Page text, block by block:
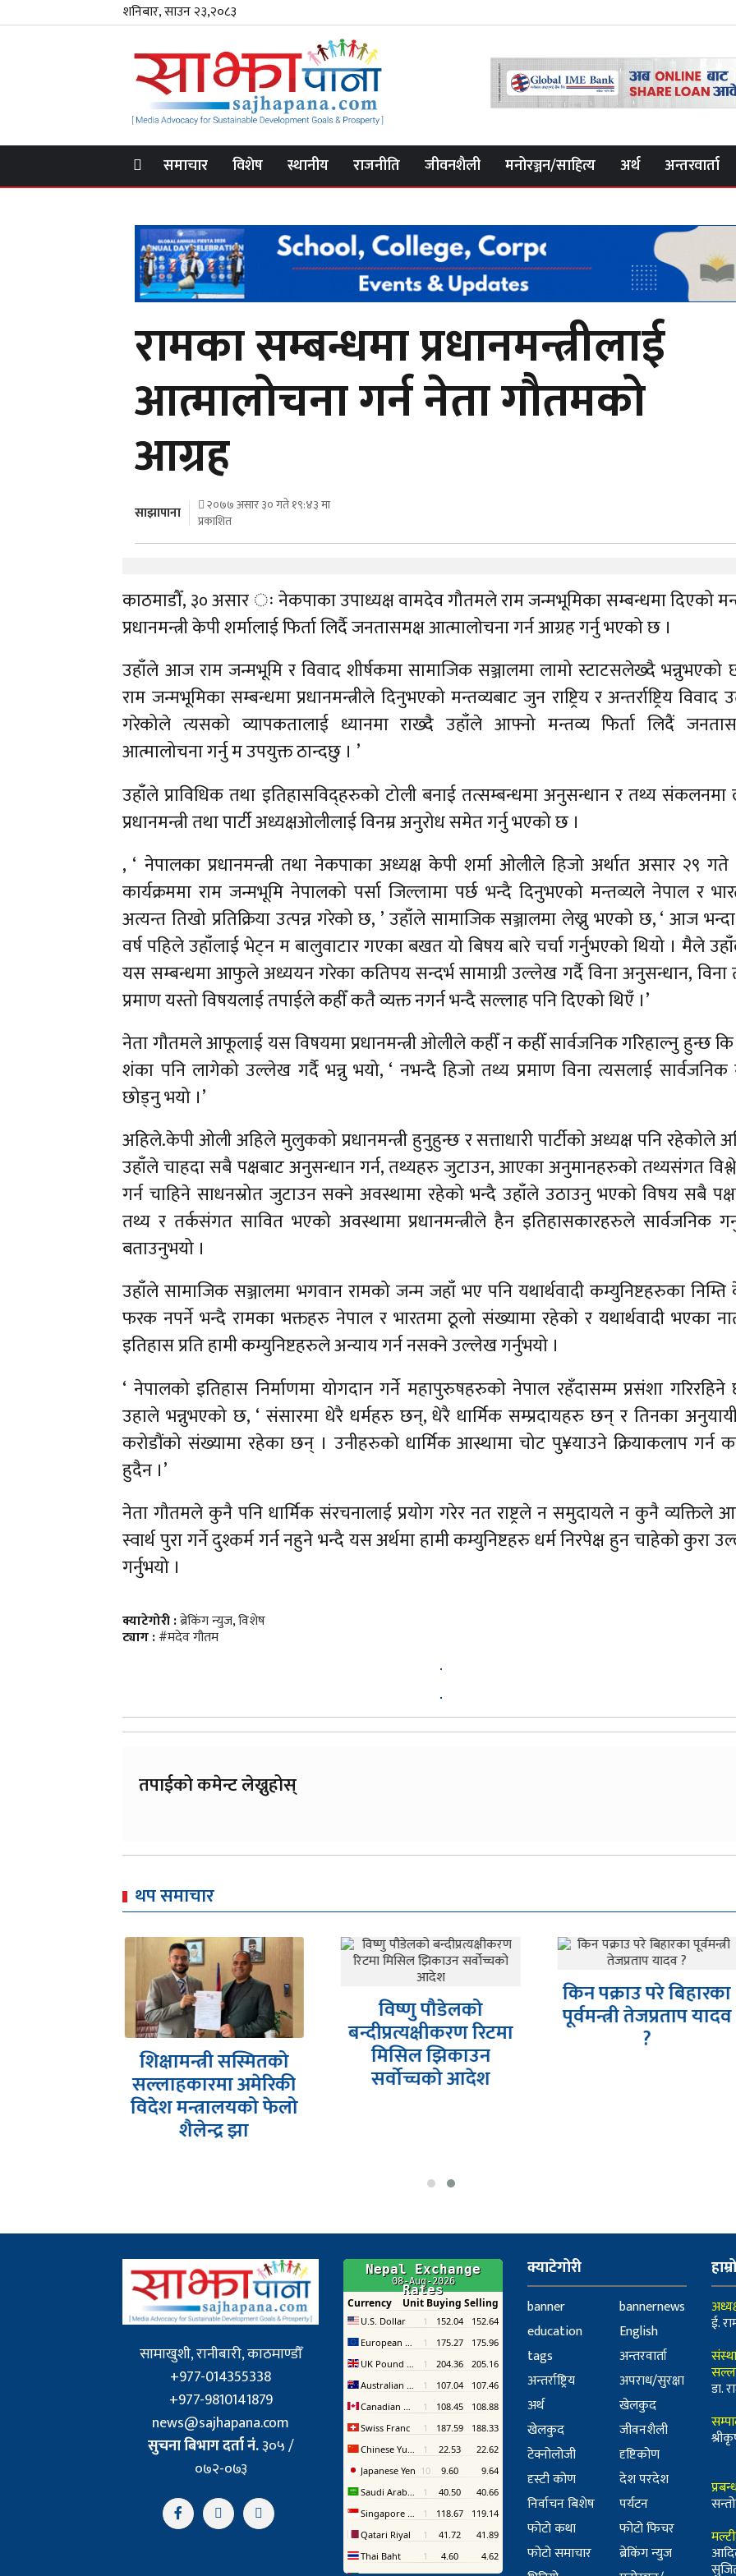
शनिबार, साउन २३,२०८३
समाचार विशेष स्थानीय राजनीति जीवनशैली मनोरञ्जन/साहित्य अर्थ अन्तरवार्ता
रामका सम्बन्धमा प्रधानमन्त्रीलाई
आत्मालोचना गर्न नेता गौतमको
आग्रह
साझापाना
२०७७ असार ३० गते १९:४३ मा
प्रकाशित
काठमाडौँ, ३० असार ः नेकपाका उपाध्यक्ष वामदेव गौतमले राम जन्मभूमिका सम्बन्धमा दिएको
प्रधानमन्त्री केपी शर्मालाई फिर्ता लिर्दै जनतासमक्ष आत्मालोचना गर्न आग्रह गर्नु भएको छ ।
उहाँले आज राम जन्मभूमि र विवाद शीर्षकमा सामाजिक सञ्जालमा लामो स्टाटसलेख्दै भन्नुभएको
राम जन्मभूमिका सम्बन्धमा प्रधानमन्त्रीले दिनुभएको मन्तव्यबाट जुन राष्ट्रिय र अन्तर्राष्ट्रिय विवाद
गरेकोले त्यसको व्यापकतालाई ध्यानमा राख्दै उहाँले आफ्नो मन्तव्य फिर्ता लिदैं
आत्मालोचना गर्नु म उपयुक्त ठान्दछु । ’
उहाँले प्राविधिक तथा इतिहासविद्हरुको टोली बनाई तत्सम्बन्धमा अनुसन्धान र तथ्य संकलनमा
प्रधानमन्त्री तथा पार्टी अध्यक्षओलीलाई विनम्र अनुरोध समेत गर्नु भएको छ ।
, ‘ नेपालका प्रधानमन्त्री तथा नेकपाका अध्यक्ष केपी शर्मा ओलीले हिजो अर्थात असार २९
कार्यक्रममा राम जन्मभूमि नेपालको पर्सा जिल्लामा पर्छ भन्दै दिनुभएको मन्तव्यले नेपाल र
अत्यन्त तिखो प्रतिक्रिया उत्पन्न गरेको छ, ’ उहाँले सामाजिक सञ्जालमा लेख्नु भएको छ, ‘ आज
वर्ष पहिले उहाँलाई भेट्न म बालुवाटार गएका बखत यो बिषय बारे चर्चा गर्नुभएको थियो । मैले
यस सम्बन्धमा आफुले अध्ययन गरेका कतिपय सन्दर्भ सामाग्री उल्लेख गर्दै विना अनुसन्धान, विना
प्रमाण यस्तो विषयलाई तपाईले कहीँ कतै व्यक्त नगर्न भन्दै सल्लाह पनि दिएको थिएँ ।’
नेता गौतमले आफूलाई यस विषयमा प्रधानमन्त्री ओलीले कहीँ न कहीँ सार्वजनिक गरिहाल्नु हुन्छ कि
शंका पनि लागेको उल्लेख गर्दै भन्नु भयो, ‘ नभन्दै हिजो तथ्य प्रमाण विना त्यसलाई सार्वजनिक
छोड्नु भयो ।’
अहिले.केपी ओली अहिले मुलुकको प्रधानमन्त्री हुनुहुन्छ र सत्ताधारी पार्टीको अध्यक्ष पनि रहेकोले
उहाँले चाहदा सबै पक्षबाट अनुसन्धान गर्न, तथ्यहरु जुटाउन, आएका अनुमानहरुको तथ्यसंगत
गर्न चाहिने साधनस्रोत जुटाउन सक्ने अवस्थामा रहेको भन्दै उहाँले उठाउनु भएको विषय सबै
तथ्य र तर्कसंगत सावित भएको अवस्थामा प्रधानमन्त्रीले हैन इतिहासकारहरुले सार्वजनिक
बताउनुभयो ।
उहाँले सामाजिक सञ्जालमा भगवान रामको जन्म जहाँ भए पनि यथार्थवादी कम्युनिष्टहरुका निम्ति
फरक नपर्ने भन्दै रामका भक्तहरु नेपाल र भारतमा ठूलो संख्यामा रहेको र यथार्थवादी भएका
इतिहास प्रति हामी कम्युनिष्टहरुले अन्याय गर्न नसक्ने उल्लेख गर्नुभयो ।
‘ नेपालको इतिहास निर्माणमा योगदान गर्ने महापुरुषहरुको नेपाल रहँदासम्म प्रसंशा गरिरहिने
उहाले भन्नुभएको छ, ‘ संसारमा धेरै धर्महरु छन्, धेरै धार्मिक सम्प्रदायहरु छन् र तिनका
करोडौंको संख्यामा रहेका छन् । उनीहरुको धार्मिक आस्थामा चोट पु¥याउने क्रियाकलाप गर्न
हुदैन ।’
नेता गौतमले कुनै पनि धार्मिक संरचनालाई प्रयोग गरेर नत राष्ट्रले न समुदायले न कुनै व्यक्तिले
स्वार्थ पुरा गर्ने दुश्कर्म गर्न नहुने भन्दै यस अर्थमा हामी कम्युनिष्टहरु धर्म निरपेक्ष हुन चाहेको कुरा
गर्नुभयो ।
क्याटेगोरी :ब्रेकिंग न्युज,विशेष
ट्याग :#मदेव गौतम
तपाईको कमेन्ट लेख्नुहोस्
थप समाचार
विष्णु पौडेलको
बन्दीप्रत्यक्षीकरण रिटमा
मिसिल झिकाउन
सर्वोच्चको आदेश
किन पक्राउ परे बिहारका
पूर्वमन्त्री तेजप्रताप यादव
?
ऐनबहादुर महरलाई गोली
हान्ने धम्की
सामाखुशी, रानीबारी, काठमाण्डौँ
+977-014355338
+977-9810141879
news@sajhapana.com
सुचना बिभाग दर्ता नं.३०५ /
०७२-०७३
क्याटेगोरी
banner
bannernews
education
English
tags
अन्तरवार्ता
अन्तर्राष्ट्रिय
अपराध/सुरक्षा
अर्थ
खेलकुद
खेलकुद
जीवनशैली
टेक्नोलोजी
दृष्टिकोण
दृस्टी कोण
देश परदेश
निर्वाचन बिशेष
पर्यटन
फोटो कथा
फोटो फिचर
फोटो समाचार
ब्रेकिंग न्युज
ई.
डा.